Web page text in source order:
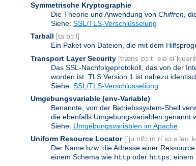
Symmetrische Kryptographie
Die Theorie und Anwendung von Chiffren ,
Siehe: SSL/TLS-Verschlüsselung
Tarball [taːbɔːl]
Ein Paket von Dateien, die mit dem
Transport Layer Security [trænsˈpɔːt ˈeiə
Das SSL-Nachfolgeprotokoll, das von der
worden ist. TLS Version 1 ist nahezu
Siehe: SSL/TLS-Verschlüsseliung
Umgebungsvariable (env-Variable)
Benannte, von der Betriebssystem-Shell
die ebenfalls Umgebungsvariablen genannt
Siehe: Umgebungsvariablen im Apache
Uniform Resource Locator [ˈjuːnifɔːm riˈsɔːs
Der Name bzw. die Adresse einer
einem Schema wie http oder https ,